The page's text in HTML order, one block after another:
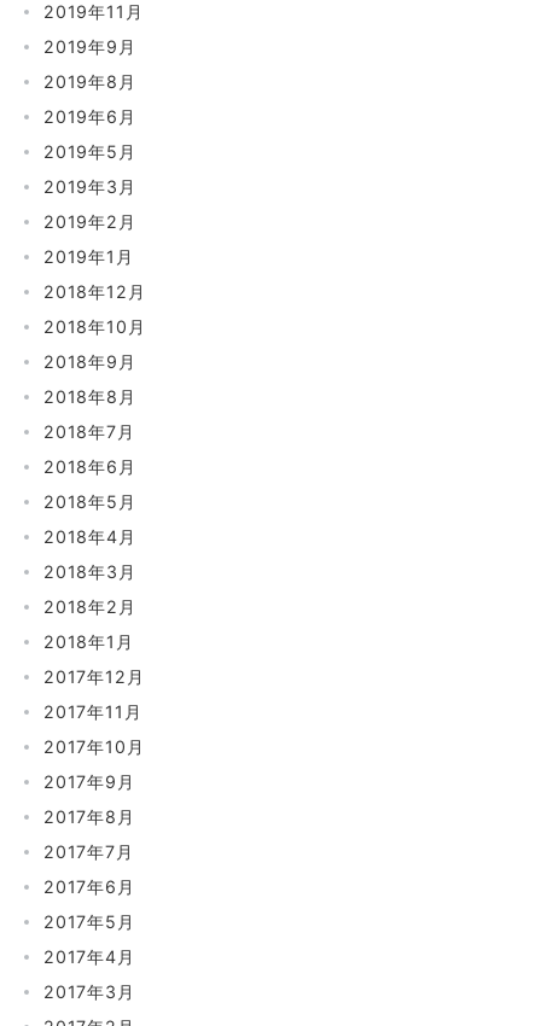
2019年11月
2019年9月
2019年8月
2019年6月
2019年5月
2019年3月
2019年2月
2019年1月
2018年12月
2018年10月
2018年9月
2018年8月
2018年7月
2018年6月
2018年5月
2018年4月
2018年3月
2018年2月
2018年1月
2017年12月
2017年11月
2017年10月
2017年9月
2017年8月
2017年7月
2017年6月
2017年5月
2017年4月
2017年3月